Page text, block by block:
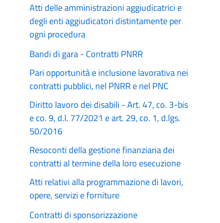
Atti delle amministrazioni aggiudicatrici e
degli enti aggiudicatori distintamente per
ogni procedura
Bandi di gara - Contratti PNRR
Pari opportunità e inclusione lavorativa nei
contratti pubblici, nel PNRR e nel PNC
Diritto lavoro dei disabili - Art. 47, co. 3-bis
e co. 9, d.l. 77/2021 e art. 29, co. 1, d.lgs.
50/2016
Resoconti della gestione finanziaria dei
contratti al termine della loro esecuzione
Atti relativi alla programmazione di lavori,
opere, servizi e forniture
Contratti di sponsorizzazione